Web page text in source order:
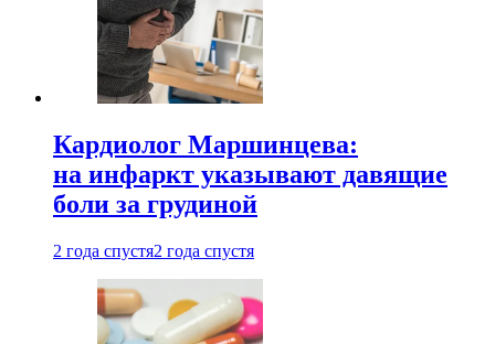
Кардиолог Маршинцева:
на инфаркт указывают давящие
боли за грудиной
2 года спустя2 года спустя